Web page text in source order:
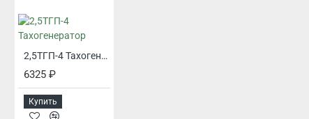
2,5ТГП-4 Тахогенератор
6325 ₽
Купить